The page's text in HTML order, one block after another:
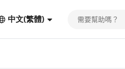
中文(繁體)